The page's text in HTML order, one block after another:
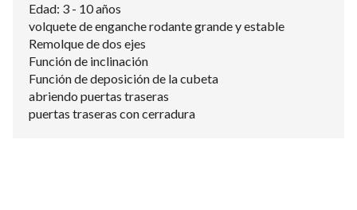
Edad: 3 - 10 años
volquete de enganche rodante grande y estable
Remolque de dos ejes
Función de inclinación
Función de deposición de la cubeta
abriendo puertas traseras
puertas traseras con cerradura